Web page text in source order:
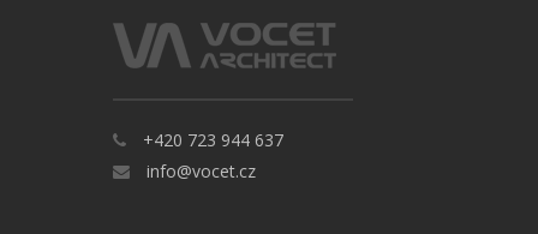
+420 723 944 637
info@vocet.cz